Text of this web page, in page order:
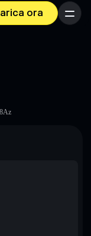
ora Menu